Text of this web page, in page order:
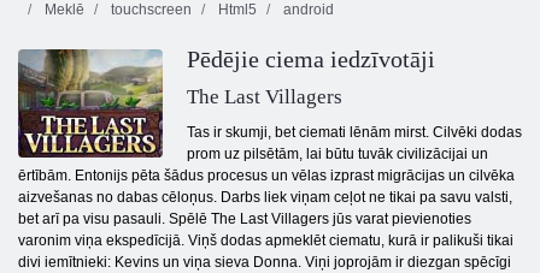
Meklē
touchscreen Html5 android
Pēdējie ciema iedzīvotāji
The Last Villagers
Tas ir skumji, bet ciemati lēnām mirst. Cilvēki dodas
prom uz pilsētām, lai būtu tuvāk civilizācijai un
ērtībām. Entonijs pēta šādus procesus un vēlas izprast migrācijas un cilvēka
aizvešanas no dabas cēloņus. Darbs liek viņam ceļot ne tikai pa savu valsti,
bet arī pa visu pasauli. Spēlē The Last Villagers jūs varat pievienoties
varonim viņa ekspedīcijā. Viņš dodas apmeklēt ciematu, kurā ir palikuši tikai
divi iemītnieki: Kevins un viņa sieva Donna. Viņi joprojām ir diezgan spēcīgi